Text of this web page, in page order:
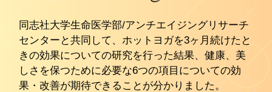
同志社大学生命医学部/アンチエイジングリサーチ
センターと共同して、ホットヨガを3ヶ月続けたと
きの効果についての研究を行った結果、健康、美
しさを保つために必要な6つの項目についての効
果・改善が期待できることが分かりました。